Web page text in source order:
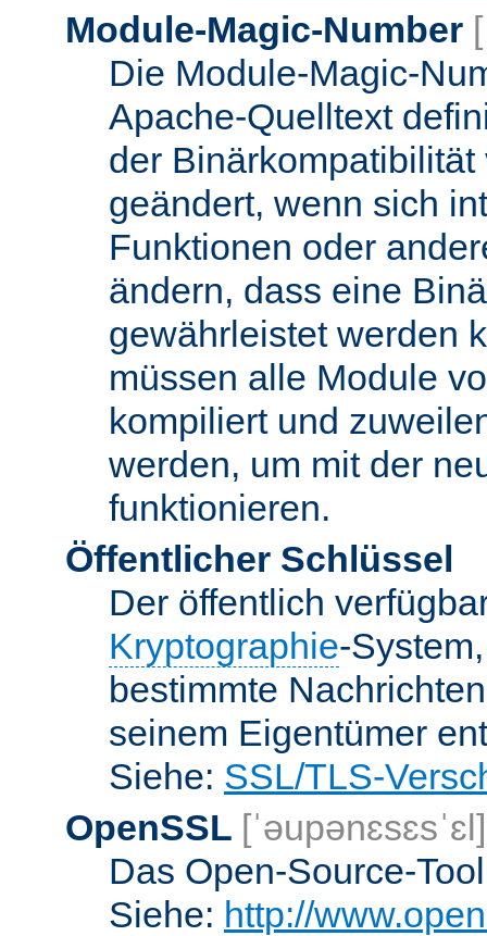
Module-Magic-Number
Die Module-Magic-
Apache-Quelltext
der
geändert, wenn sich
Funktionen oder
ändern, dass eine
gewährleistet werden
müssen alle Module
kompiliert und
werden, um mit der
funktionieren.
Öffentlicher Schlüssel
Der öffentlich
Kryptographie-
bestimmte
seinem Eigentümer
Siehe: SSL/TLS-
OpenSSL [ˈəupənɛsɛsˈɛl]
Das Open-Source-
Siehe: http://